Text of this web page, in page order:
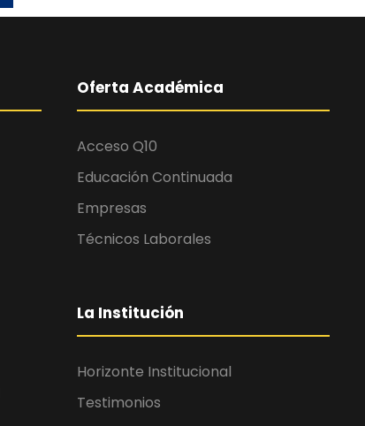
Oferta Académica
Acceso Q10
Educación Continuada
Empresas
Técnicos Laborales
La Institución
Horizonte Institucional
Testimonios